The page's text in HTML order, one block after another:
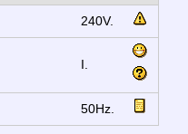
240V.
I.
50Hz.